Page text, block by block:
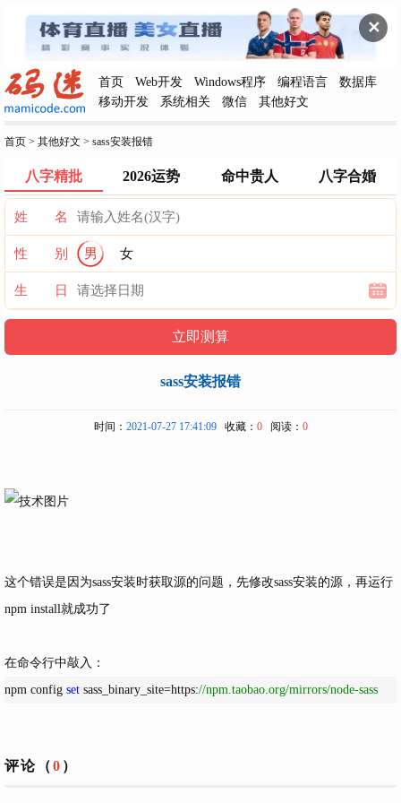
✕
首页 Web开发 Windows程序 编程语言
数据库
移动开发
系统相关 微信 其他好文
首页 > 其他好文 > sass安装报错
八字精批 2026运势 命中贵人 八字合婚
姓 名
性 别 男 女
生 日
sass安装报错
时间： 2021-07-27 17:41:09收藏： 0阅读： 0
这个错误是因为sass安装时获取源的问题，先修改sass安装的源，再运行
npm install就成功了
在命令行中敲入：
npm config set sass_binary_site=https://npm.taobao.org/mirrors/node-sass
评论（0 ）